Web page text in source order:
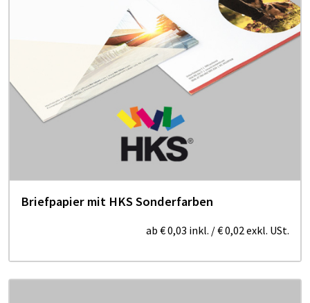
Briefpapier mit HKS Sonderfarben
ab € 0,03 inkl. /€ 0,02exkl. USt.